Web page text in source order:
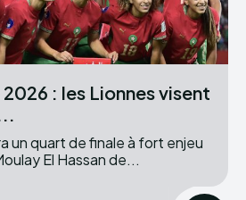
: les Lionnes visent
un quart de finale à fort enjeu
El Hassan de...